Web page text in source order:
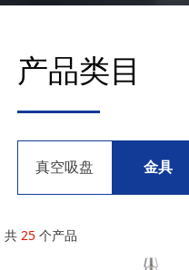
共 25 个产品
产品类目
真空吸盘 金具